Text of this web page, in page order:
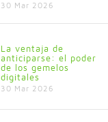
30 Mar 2026
La ventaja de
anticiparse: el poder
de los gemelos
digitales
30 Mar 2026